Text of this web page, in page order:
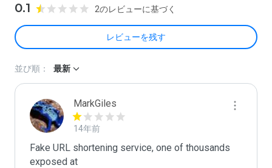
0.1 2のレビューに基づく
レビューを残す
並び順： 最新
MarkGiles
14年前
Fake URL shortening service, one of thousands
exposed at